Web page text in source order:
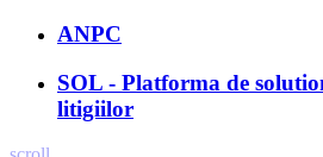
ANPC
SOL - Platforma de
litigiilor